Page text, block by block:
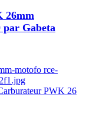
26mm
par Gabeta
motofo rce-
PWK 26